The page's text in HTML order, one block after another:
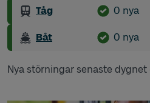
Tåg Inga nya
0 nya
Båt Inga nya
0 nya
Nya störningar senaste dygnet